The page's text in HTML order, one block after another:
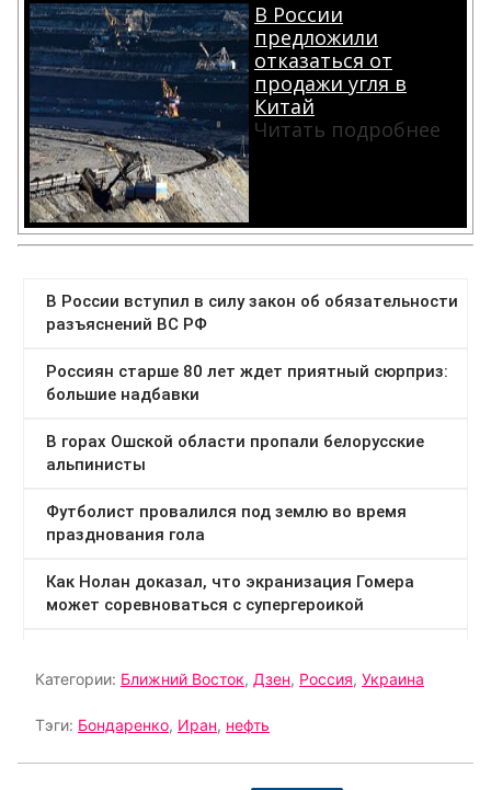
В России
предложили
отказаться от
продажи угля в
Китай
Читать подробнее
Категории: Ближний Восток, Дзен, Россия, Украина
Тэги: Бондаренко, Иран, нефть